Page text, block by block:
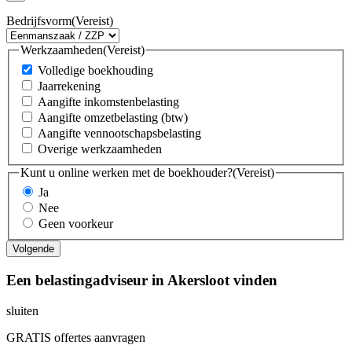
Bedrijfsvorm(Vereist)
Werkzaamheden(Vereist)
Volledige boekhouding
Jaarrekening
Aangifte inkomstenbelasting
Aangifte omzetbelasting (btw)
Aangifte vennootschapsbelasting
Overige werkzaamheden
Kunt u online werken met de boekhouder?(Vereist)
Ja
Nee
Geen voorkeur
Een belastingadviseur in Akersloot vinden
sluiten
GRATIS offertes aanvragen